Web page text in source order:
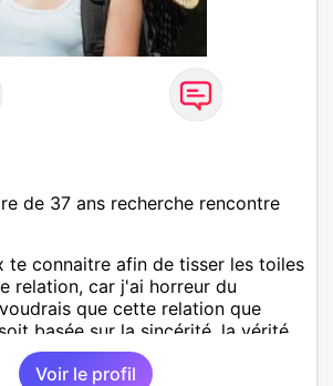
de 37 ans recherche rencontre
te connaitre afin de tisser les toiles
relation, car j'ai horreur du
que cette relation que
basée sur la sincérité, la vérité
Voir le profil